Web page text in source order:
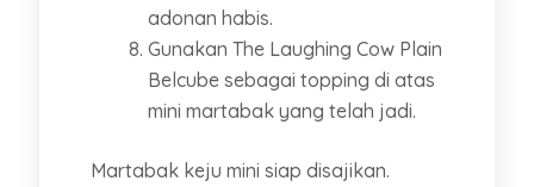
adonan habis.
Gunakan The Laughing Cow Plain
Belcube sebagai topping di atas
mini martabak yang telah jadi.
Martabak keju mini siap disajikan.